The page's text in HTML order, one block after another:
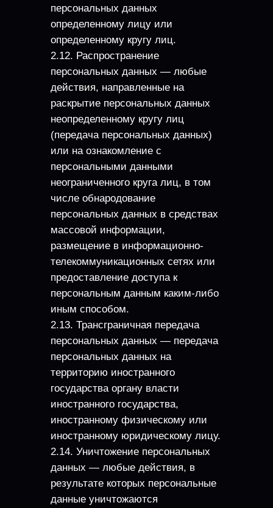
персональных данных
определенному лицу или
определенному кругу лиц.
2.12. Распространение
персональных данных — любые
действия, направленные на
раскрытие персональных данных
неопределенному кругу лиц
(передача персональных данных)
или на ознакомление с
персональными данными
неограниченного круга лиц, в том
числе обнародование
персональных данных в средствах
массовой информации,
размещение в информационно-
телекоммуникационных сетях или
предоставление доступа к
персональным данным каким-либо
иным способом.
2.13. Трансграничная передача
персональных данных — передача
персональных данных на
территорию иностранного
государства органу власти
иностранного государства,
иностранному физическому или
иностранному юридическому лицу.
2.14. Уничтожение персональных
данных — любые действия, в
результате которых персональные
данные уничтожаются